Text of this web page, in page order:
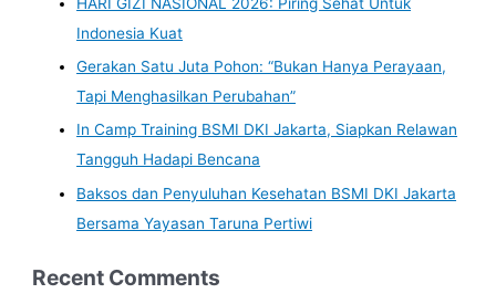
Indonesia Kuat
Gerakan Satu Juta Pohon: “Bukan Hanya Perayaan,
Tapi Menghasilkan Perubahan”
In Camp Training BSMI DKI Jakarta, Siapkan Relawan
Tangguh Hadapi Bencana
Baksos dan Penyuluhan Kesehatan BSMI DKI Jakarta
Bersama Yayasan Taruna Pertiwi
Recent Comments